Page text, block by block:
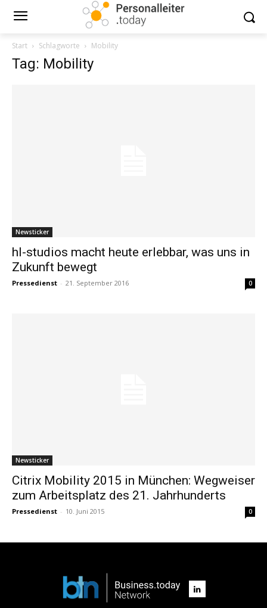
Start Schlagworte Mobility
Tag: Mobility
Newsticker
hl-studios macht heute erlebbar, was uns in
Zukunft bewegt
Pressedienst - 21. September 2016 0
Newsticker
Citrix Mobility 2015 in München: Wegweiser
zum Arbeitsplatz des 21. Jahrhunderts
Pressedienst - 10. Juni 2015 0